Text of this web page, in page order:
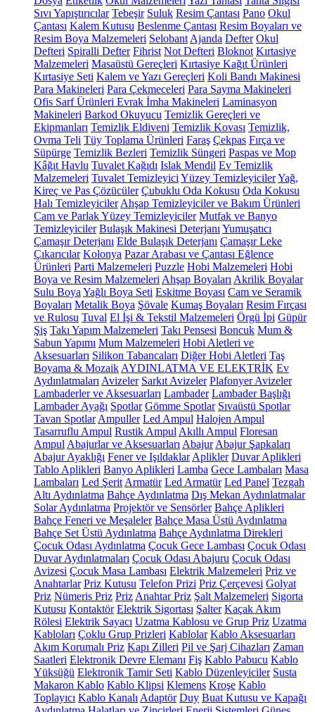
Sıvı Yapıştırıcılar Tebeşir Suluk Resim Çantası Pano Okul
Çantası Kalem Kutusu Beslenme Çantası Resim Boyaları ve
Resim Boya Malzemeleri Selobant Ajanda Defter Okul
Defteri Spiralli Defter Fihrist Not Defteri Bloknot Kırtasiye
Malzemeleri Masaüstü Gereçleri Kırtasiye Kağıt Ürünleri
Kırtasiye Seti Kalem ve Yazı Gereçleri Koli Bandı Makinesi
Para Makineleri Para Çekmeceleri Para Sayma Makineleri
Ofis Sarf Ürünleri Evrak İmha Makineleri Laminasyon
Makineleri Barkod Okuyucu Temizlik Gereçleri ve
Ekipmanları Temizlik Eldiveni Temizlik Kovası Temizlik,
Ovma Teli Tüy Toplama Ürünleri Faraş Çekpas Fırça ve
Süpürge Temizlik Bezleri Temizlik Süngeri Paspas ve Mop
Kâğıt Havlu Tuvalet Kağıdı Islak Mendil Ev Temizlik
Malzemeleri Tuvalet Temizleyici Yüzey TemizleyicilerYağ,
Kireç ve Pas Çözücüler Çubuklu Oda Kokusu Oda Kokusu
Halı Temizleyiciler Ahşap Temizleyiciler ve Bakım Ürünleri
Cam ve Parlak Yüzey Temizleyiciler Mutfak ve Banyo
Temizleyiciler Bulaşık Makinesi Deterjanı Yumuşatıcı
Çamaşır Deterjanı Elde Bulaşık Deterjanı Çamaşır Leke
Çıkarıcılar Kolonya Pazar Arabası ve Çantası Eğlence
Ürünleri Parti Malzemeleri Puzzle Hobi Malzemeleri Hobi
Boya ve Resim Malzemeleri Ahşap Boyaları Akrilik Boyalar
Sulu Boya Yağlı Boya Seti Eskitme Boyası Cam ve Seramik
Boyaları Metalik Boya Şövale Kumaş Boyaları Resim Fırçası
ve Rulosu Tuval El İşi & Tekstil Malzemeleri Örgü İpi Güpür
Şiş Takı Yapım Malzemeleri Takı Pensesi Boncuk Mum &
Sabun Yapımı Mum Malzemeleri Hobi Aletleri ve
Aksesuarları Silikon Tabancaları Diğer Hobi Aletleri Taş
Boyama & Mozaik AYDINLATMA VE ELEKTRİK Ev
Aydınlatmaları Avizeler Sarkıt Avizeler Plafonyer Avizeler
Lambaderler ve Aksesuarları Lambader Lambader Başlığı
Lambader Ayağı Spotlar Gömme Spotlar Sıvaüstü Spotlar
Tavan Spotlar Ampuller Led Ampul Halojen Ampul
Tasarruflu Ampul Rustik Ampul Akıllı Ampul Floresan
Ampul Abajurlar ve Aksesuarları Abajur Abajur Şapkaları
Abajur Ayaklığı Fener ve Işıldaklar Aplikler Duvar Aplikleri
Tablo Aplikleri Banyo Aplikleri Lamba Gece Lambaları Masa
Lambaları Led Şerit Armatür Led Armatür Led Panel Tezgah
Altı Aydınlatma Bahçe Aydınlatma Dış Mekan Aydınlatmalar
Solar Aydınlatma Projektör ve Sensörler Bahçe Aplikleri
Bahçe Feneri ve Meşaleler Bahçe Masa Üstü Aydınlatma
Bahçe Set Üstü Aydınlatma Bahçe Aydınlatma Direkleri
Çocuk Odası Aydınlatma Çocuk Gece Lambası Çocuk Odası
Duvar Aydınlatmaları Çocuk Odası Abajuru Çocuk Odası
Avizesi Çocuk Masa Lambası Elektrik Malzemeleri Priz ve
Anahtarlar Priz Kutusu Telefon Prizi Priz Çerçevesi Golyat
Priz Nümeris Priz Priz Anahtar Priz Şalt Malzemeleri Sigorta
Kutusu Kontaktör Elektrik Sigortası Şalter Kaçak Akım
Rölesi Elektrik Sayacı Uzatma Kablosu ve Grup Priz Uzatma
Kabloları Çoklu Grup Prizleri Kablolar Kablo Aksesuarları
Akım Korumalı Priz Kapı Zilleri Pil ve Şarj Cihazları Zaman
Saatleri Elektronik Devre Elemanı Fiş Kablo Pabucu Kablo
Yüksüğü Elektronik Tamir Seti Kablo Düzenleyiciler Susta
Makaron Kablo Kablo Klipsi Klemens Kroşe Kablo
Toplayıcı Kablo Kanalı Adaptör Duy Buat Kutusu ve Kapağı